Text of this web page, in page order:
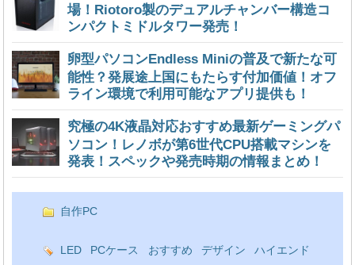
場！Riotoro製のデュアルチャンバー構造コ
ンパクトミドルタワー発売！
卵型パソコンEndless Miniの普及で新たな可
能性？発展途上国にもたらす付加価値！オフ
ライン環境で利用可能なアプリ提供も！
究極の4K液晶対応おすすめ最新ゲーミングパ
ソコン！レノボが第6世代CPU搭載マシンを
発表！スペックや発売時期の情報まとめ！
自作PC
LED PCケース おすすめ デザイン ハイエンド